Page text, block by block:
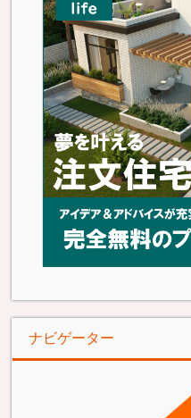
ナビゲーター